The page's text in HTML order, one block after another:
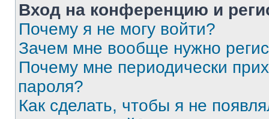
Вход на конференцию и
Почему я не могу войти?
Зачем мне вообще нужно
Почему мне периодически
пароля?
Как сделать, чтобы я не